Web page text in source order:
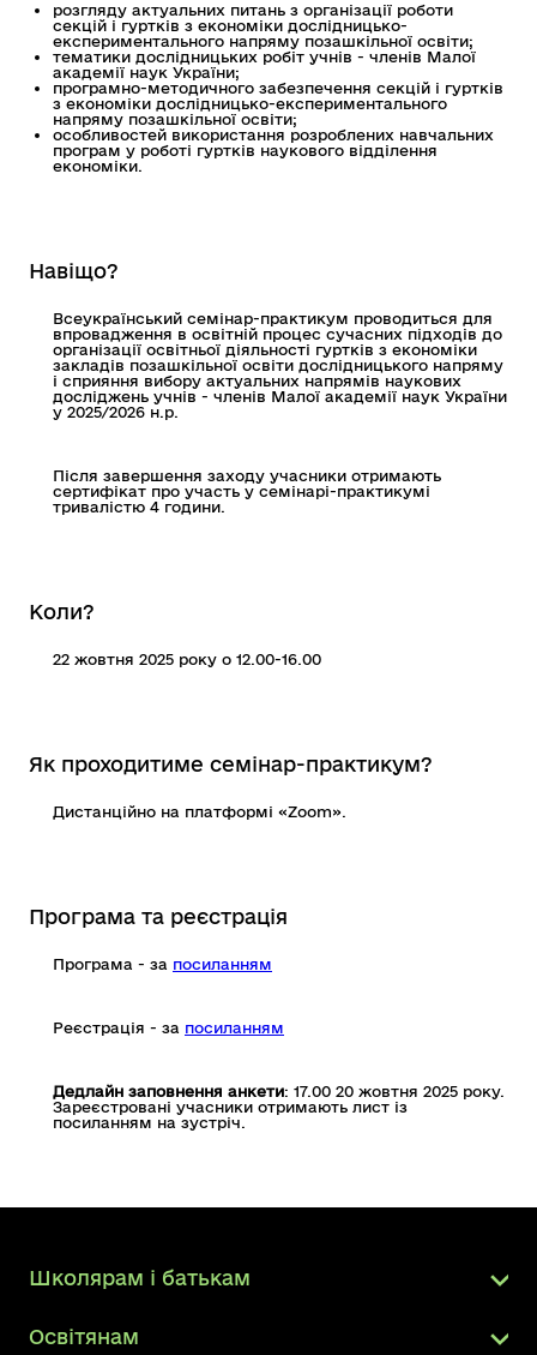
розгляду актуальних питань з організації роботи
секцій і гуртків з економіки дослідницько-
експериментального напряму позашкільної освіти;
тематики дослідницьких робіт учнів - членів Малої
академії наук України;
програмно-методичного забезпечення секцій і гуртків
з економіки дослідницько-експериментального
напряму позашкільної освіти;
особливостей використання розроблених навчальних
програм у роботі гуртків наукового відділення
економіки.
Навіщо?
Всеукраїнський семінар-практикум проводиться для
впровадження в освітній процес сучасних підходів до
організації освітньої діяльності гуртків з економіки
закладів позашкільної освіти дослідницького напряму
і сприяння вибору актуальних напрямів наукових
досліджень учнів - членів Малої академії наук України
у 2025/2026 н.р.
Після завершення заходу учасники отримають
сертифікат про участь у семінарі-практикумі
тривалістю 4 години.
Коли?
22 жовтня 2025 року о 12.00-16.00
Як проходитиме семінар-практикум?
Дистанційно на платформі «Zoom».
Програма та реєстрація
Програма - за посиланням
Реєстрація - за посиланням
Дедлайн заповнення анкети: 17.00 20 жовтня 2025 року.
Зареєстровані учасники отримають лист із
посиланням на зустріч.
Школярам і батькам
Освітянам